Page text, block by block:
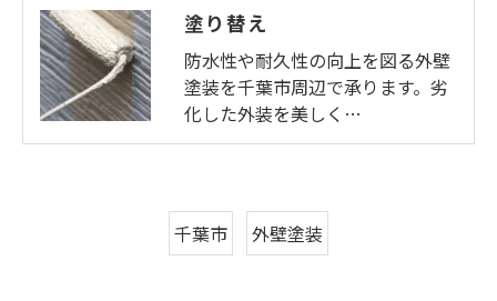
塗り替え
防水性や耐久性の向上を図る外壁
塗装を千葉市周辺で承ります。劣
化した外装を美しく…
千葉市 外壁塗装